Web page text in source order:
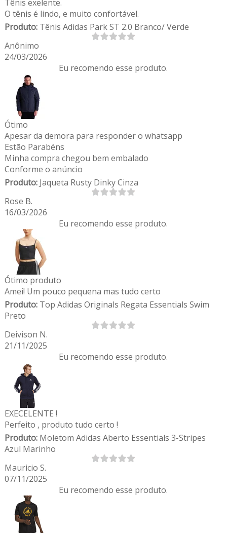
Tênis exelente.
O tênis é lindo, e muito confortável.
Produto:Tênis Adidas Park ST 2.0 Branco/ Verde
Anônimo
24/03/2026
Eu recomendo esse produto.
Ótimo
Apesar da demora para responder o whatsapp
Estão Parabéns
Minha compra chegou bem embalado
Conforme o anúncio
Produto:Jaqueta Rusty Dinky Cinza
Rose B.
16/03/2026
Eu recomendo esse produto.
Ótimo produto
Amei! Um pouco pequena mas tudo certo
Produto:Top Adidas Originals Regata Essentials Swim
Preto
Deivison N.
21/11/2025
Eu recomendo esse produto.
EXECELENTE !
Perfeito , produto tudo certo !
Produto:Moletom Adidas Aberto Essentials 3-Stripes
Azul Marinho
Mauricio S.
07/11/2025
Eu recomendo esse produto.